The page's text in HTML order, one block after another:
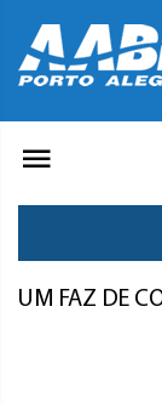
UM FAZ DE